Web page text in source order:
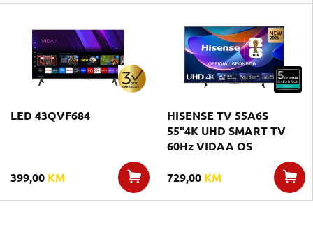
LED 43QVF684
399,00 KM
HISENSE TV 55A6S
55"4K UHD SMART TV
60Hz VIDAA OS
729,00 KM